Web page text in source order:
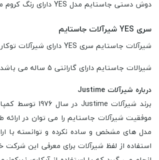
دوش دستی جاستایم مدل YES دارای رنگ کروم می باشد.
سری YES شیرآلات جاستایم
شیرآلات جاستایم سری YES دارای شیرآلات توکار و روکار است.
شیرالات جاستایم دارای گارانتی 5 ساله می باشد.
درباره شیرآلات Justime
موفقیت شیرآلات جاستایم را می توان در
مدل های مشخص و ساده نکرده و توانسته با